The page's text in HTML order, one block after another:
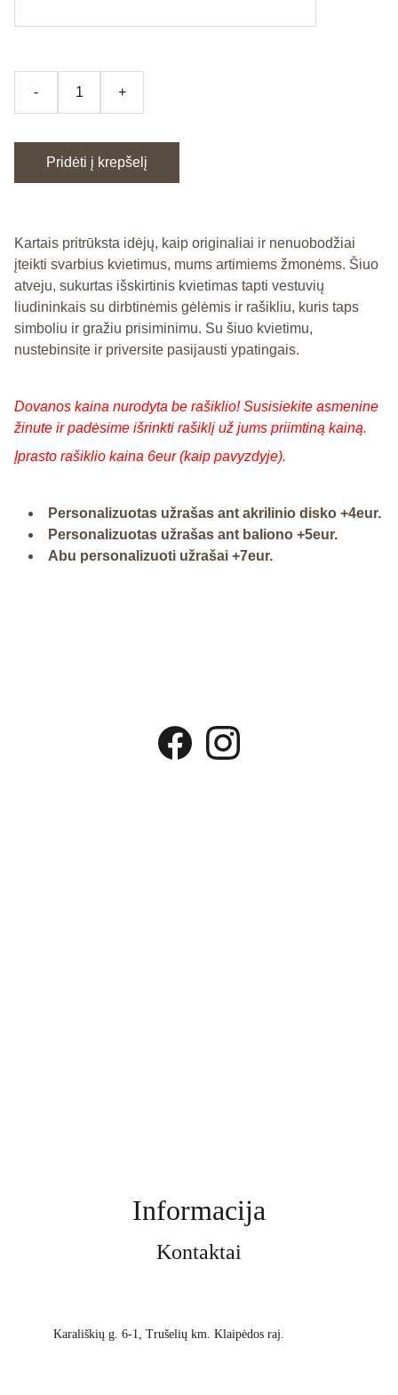
- +
Pridėti į krepšelį
Kartais pritrūksta idėjų, kaip originaliai ir nenuobodžiai
įteikti svarbius kvietimus, mums artimiems žmonėms. Šiuo
atveju, sukurtas išskirtinis kvietimas tapti vestuvių
liudininkais su dirbtinėmis gėlėmis ir rašikliu, kuris taps
simboliu ir gražiu prisiminimu. Su šiuo kvietimu,
nustebinsite ir priversite pasijausti ypatingais.
Dovanos kaina nurodyta be rašiklio! Susisiekite asmenine
žinute ir padėsime išrinkti rašiklį už jums priimtiną kainą.
Įprasto rašiklio kaina 6eur (kaip pavyzdyje).
Personalizuotas užrašas ant akrilinio disko +4eur.
Personalizuotas užrašas ant baliono +5eur.
Abu personalizuoti užrašai +7eur.
Kontaktai
Karališkių g. 6-1, Trušelių km. Klaipėdos raj.
Informacija